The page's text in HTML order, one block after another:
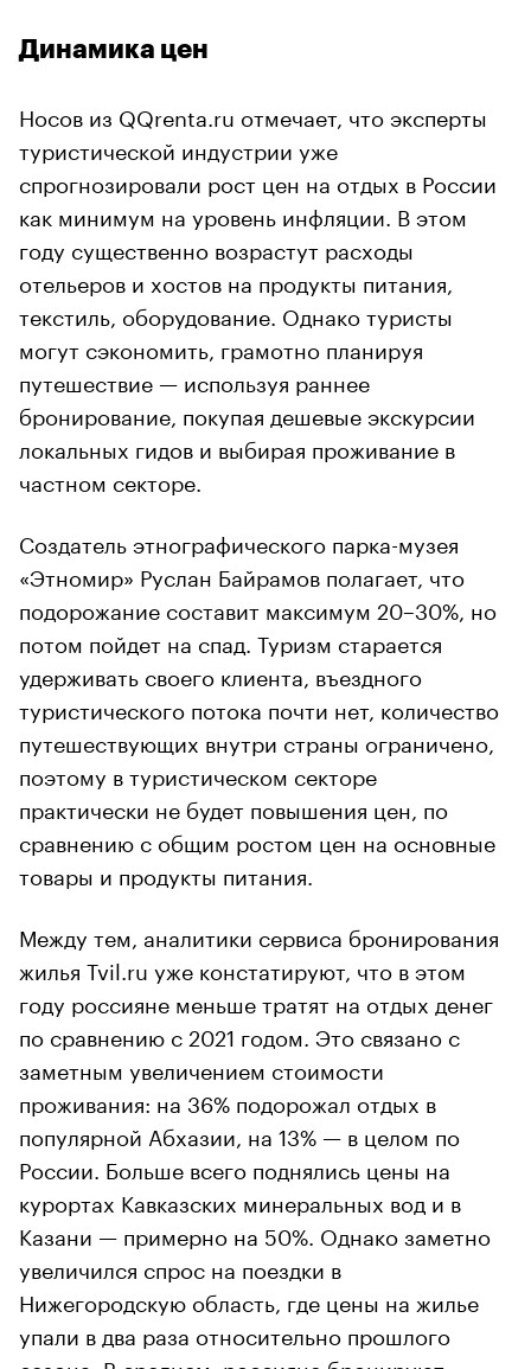
Динамика цен
Носов из QQrenta.ru отмечает, что эксперты
туристической индустрии уже
спрогнозировали рост цен на отдых в России
как минимум на уровень инфляции. В этом
году существенно возрастут расходы
отельеров и хостов на продукты питания,
текстиль, оборудование. Однако туристы
могут сэкономить, грамотно планируя
путешествие — используя раннее
бронирование, покупая дешевые экскурсии
локальных гидов и выбирая проживание в
частном секторе.
Создатель этнографического парка-музея
«Этномир» Руслан Байрамов полагает, что
подорожание составит максимум 20–30%, но
потом пойдет на спад. Туризм старается
удерживать своего клиента, въездного
туристического потока почти нет, количество
путешествующих внутри страны ограничено,
поэтому в туристическом секторе
практически не будет повышения цен, по
сравнению с общим ростом цен на основные
товары и продукты питания.
Между тем, аналитики сервиса бронирования
жилья Tvil.ru уже констатируют, что в этом
году россияне меньше тратят на отдых денег
по сравнению с 2021 годом. Это связано с
заметным увеличением стоимости
проживания: на 36% подорожал отдых в
популярной Абхазии, на 13% — в целом по
России. Больше всего поднялись цены на
курортах Кавказских минеральных вод и в
Казани — примерно на 50%. Однако заметно
увеличился спрос на поездки в
Нижегородскую область, где цены на жилье
упали в два раза относительно прошлого